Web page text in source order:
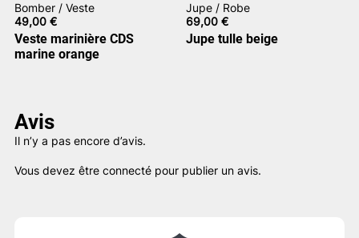
Bomber / Veste
49,00 €
Veste marinière CDS
marine orange
Jupe / Robe
69,00€
Jupe tulle beige
Avis
Il n’y a pas encore d’avis.
Vous devez être connecté pour publier un avis.